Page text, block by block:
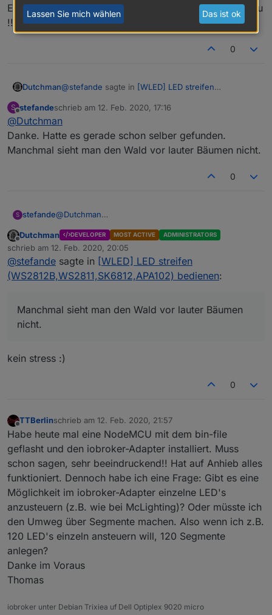
Einstellungen auf einen slot Speicher (siehe WLED doku
!!!!) und mit ps wieder abrufen (Nummer eingeben)
0
Dutchman@stefande sagte in [WLED] LED streifen
die Favoriten anzuwählen? Wenn ja, dann
finde ich ihn nicht.
ja, nennt sich preset kannst mit psave deine
jetzigen Einstellungen auf einen slot Speicher
S
Offline
stefandeschrieb am 12. Feb. 2020, 17:16
zuletzt editiert von
@Dutchman
Danke. Hatte es gerade schon selber gefunden.
Manchmal sieht man den Wald vor lauter Bäumen nicht.
0
S stefande@Dutchman
Manchmal sieht man den Wald vor lauter Bäumen
nicht.
Offline
Dutchman DEVELOPER MOST ACTIVE ADMINISTRATORS
schrieb am 12. Feb. 2020, 20:05
zuletzt editiert von
@stefande sagte in [WLED] LED streifen
(WS2812B,WS2811,SK6812,APA102) bedienen:
Manchmal sieht man den Wald vor lauter Bäumen
nicht.
kein stress :)
0
Offline
TTBerlinschrieb am 12. Feb. 2020, 21:57
zuletzt editiert von
Habe heute mal eine NodeMCU mit dem bin-file
geflasht und den iobroker-Adapter installiert. Muss
schon sagen, sehr beeindruckend!! Hat auf Anhieb alles
funktioniert. Dennoch habe ich eine Frage: Gibt es eine
Möglichkeit im iobroker-Adapter einzelne LED's
anzusteuern (z.B. wie bei McLighting)? Oder müsste ich
den Umweg über Segmente machen. Also wenn ich z.B.
120 LED's einzeln ansteuern will, 120 Segmente
anlegen?
Danke im Voraus
Thomas
iobroker unter Debian Trixiea uf Dell Optiplex 9020 micro
Lassen Sie mich wählen Das ist ok